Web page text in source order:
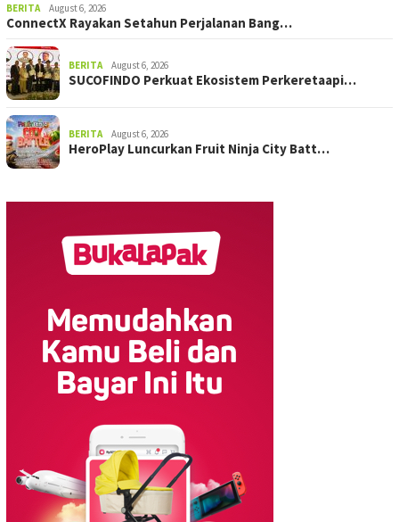
BERITA August 6, 2026
ConnectX Rayakan Setahun Perjalanan Bang…
BERITA August 6, 2026
SUCOFINDO Perkuat Ekosistem Perkeretaapi…
BERITA August 6, 2026
HeroPlay Luncurkan Fruit Ninja City Batt…